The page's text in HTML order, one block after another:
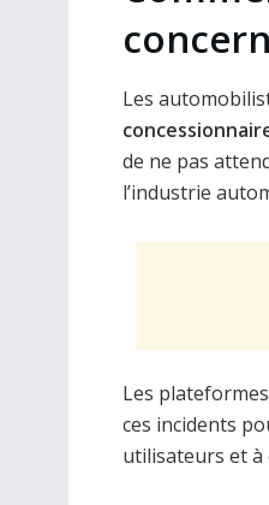
Les
de ne pas
l’industrie
Les
ces incidents
utilisateurs et à